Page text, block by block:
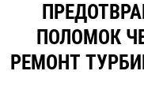
ПОЛОМОК
РЕМОНТ